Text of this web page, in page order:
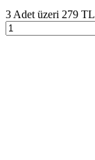
3 Adet üzeri 279 TL